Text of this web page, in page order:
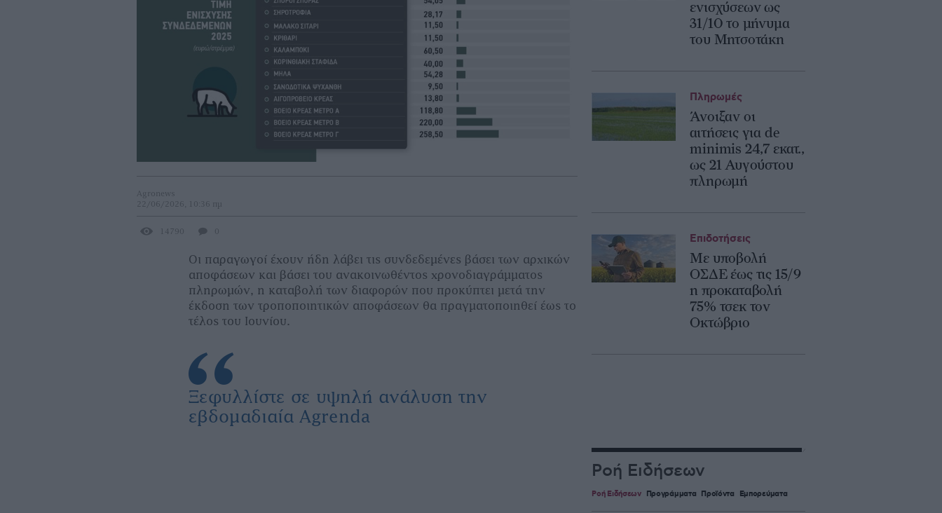
Agronews
22/06/2026, 10:36 πμ
14790 0
Οι παραγωγοί έχουν ήδη λάβει τις συνδεδεμένες βάσει των αρχικών
αποφάσεων και βάσει του ανακοινωθέντος χρονοδιαγράμματος
πληρωμών, η καταβολή των διαφορών που προκύπτει μετά την
έκδοση των τροποποιητικών αποφάσεων θα πραγματοποιηθεί έως το
τέλος του Ιουνίου.
Ξεφυλλίστε σε υψηλή ανάλυση την
εβδομαδιαία Agrenda
ενισχύσεων ως
31/10 το μήνυμα
του Μητσοτάκη
Άνοιξαν οι
αιτήσεις για de
minimis 24,7 εκατ.,
ως 21 Αυγούστου
πληρωμή
Πληρωμές
Με υποβολή
ΟΣΔΕ έως τις 15/9
η προκαταβολή
75% τσεκ τον
Οκτώβριο
Επιδοτήσεις
Ροή Ειδήσεων
Ροή Ειδήσεων Προγράμματα Προϊόντα Εμπορεύματα